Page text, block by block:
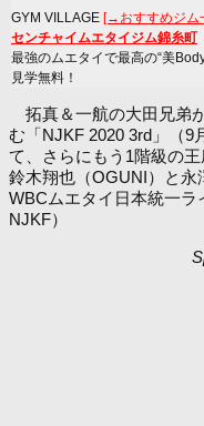
GYM VILLAGE [→おすすめジム
センチャイムエタイジム錦糸町
最強のムエタイで最高の“美
見学無料！
拓真＆一航の大田兄弟
む「NJKF 2020 3rd」（9
て、さらにもう1階級の
鈴木翔也（OGUNI）と永
WBCムエタイ日本統一ラ
NJKF）